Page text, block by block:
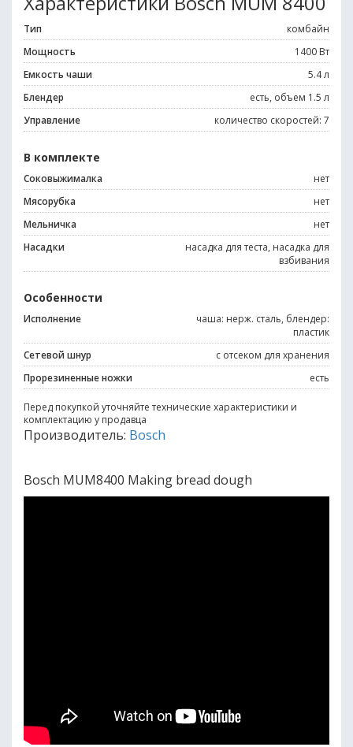
Тип
комбайн
Мощность
1400 Вт
Емкость чаши
5.4 л
Блендер
есть, объем 1.5 л
Управление
количество скоростей: 7
В комплекте
Соковыжималка
нет
Мясорубка
нет
Мельничка
нет
Насадки
насадка для теста, насадка для
взбивания
Особенности
Исполнение
чаша: нерж. сталь, блендер:
пластик
Сетевой шнур
с отсеком для хранения
Прорезиненные ножки
есть
Перед покупкой уточняйте технические характеристики и
комплектацию у продавца
Производитель: Bosch
Bosch MUM8400 Making bread dough